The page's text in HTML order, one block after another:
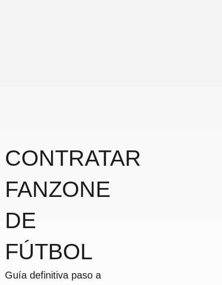
CONTRATAR
FANZONE
DE
FÚTBOL
Guía definitiva paso a